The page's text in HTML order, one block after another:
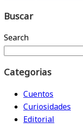
Buscar
Search
Categorias
Cuentos
Curiosidades
Editorial